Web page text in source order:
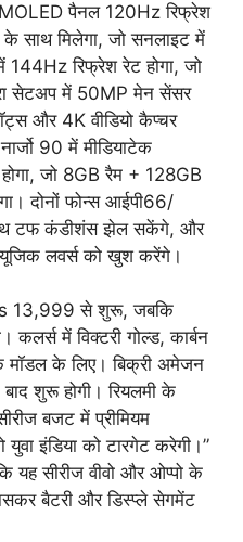
पैनल 120Hz रिफ्रेश
साथ मिलेगा, जो सनलाइट में
144Hz रिफ्रेश रेट होगा, जो
सेटअप में 50MP मेन सेंसर
और 4K वीडियो कैप्चर
90 में मीडियाटेक
जो 8GB रैम + 128GB
दोनों फोन्स आईपी66/
टफ कंडीशंस झेल सकेंगे, और
लवर्स को खुश करेंगे।
13,999 से शुरू, जबकि
में विक्टरी गोल्ड, कार्बन
के लिए। बिक्री अमेजन
शुरू होगी। रियलमी के
बजट में प्रीमियम
युवा इंडिया को टारगेट करेगी।”
यह सीरीज वीवो और ओप्पो के
बैटरी और डिस्प्ले सेगमेंट